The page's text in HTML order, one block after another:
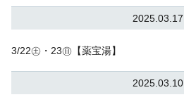
2025.03.17
3/22㊏・23㊐【薬宝湯】
2025.03.10